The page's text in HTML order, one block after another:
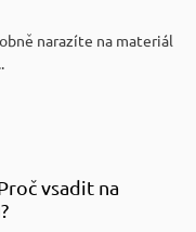
narazíte na materiál
vsadit na